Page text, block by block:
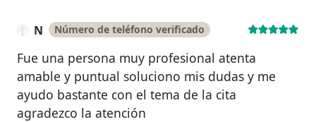
N Número de teléfono verificado
Fue una persona muy profesional atenta
amable y puntual soluciono mis dudas y me
ayudo bastante con el tema de la cita
agradezco la atención